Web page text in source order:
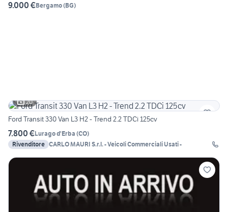
9.000 €Bergamo(BG)
20
Ford Transit 330 Van L3 H2 - Trend 2.2 TDCi 125cv
7.800 €Lurago d'Erba (CO)
Rivenditore CARLO MAURI S.r.l. - Veicoli Commerciali Usati -